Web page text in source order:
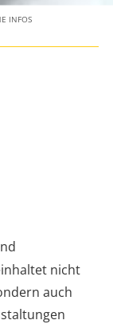
INFOS
nicht
auch